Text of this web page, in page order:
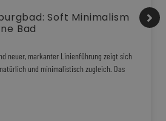
Soft Minimalism
Bad
neuer, markanter Linienführung zeigt sich
und minimalistisch zugleich. Das